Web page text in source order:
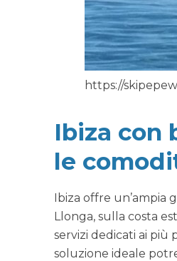
https://
Ibiza con
le
Ibiza offre un’ampia
Llonga, sulla costa
servizi dedicati ai più
soluzione ideale